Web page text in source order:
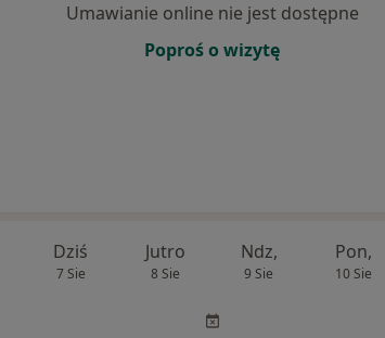
Umawianie online nie jest dostępne
Poproś o wizytę
Dziś
7 Sie
Jutro
8 Sie
Ndz,
9 Sie
Pon,
10 Sie